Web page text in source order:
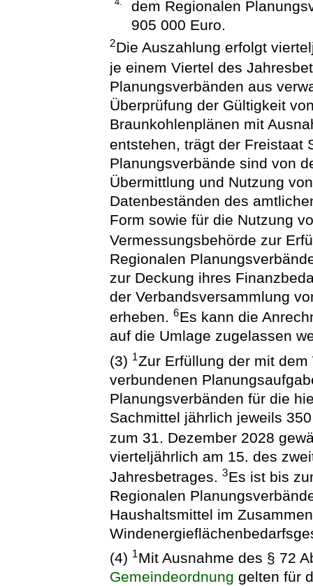
dem Regionalen
905 000 Euro.
2Die Auszahlung erfolgt
je einem Viertel des
Planungsverbänden aus
Überprüfung der Gültigkeit
Braunkohlenplänen mit
entstehen, trägt der Freistaat
Planungsverbände sind von
Übermittlung und Nutzung
Datenbeständen des
Form sowie für die Nutzung
Vermessungsbehörde zur
Regionalen
zur Deckung ihres
der Verbandsversammlung
erheben.6Es kann die
auf die Umlage zugelassen
(3) 1Zur Erfüllung der mit
verbundenen
Planungsverbänden für die
Sachmittel jährlich jeweils
zum 31. Dezember 2028
vierteljährlich am 15. des
Jahresbetrages.3Es ist bis
Regionalen
Haushaltsmittel im
(4) 1Mit Ausnahme des § 72
Gemeindeordnung gelten für